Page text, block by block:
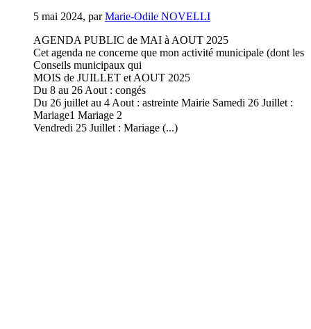
5 mai 2024, parMarie-Odile NOVELLI
AGENDA PUBLIC de MAI à AOUT 2025
Cet agenda ne concerne que mon activité municipale (dont les
Conseils municipaux qui
MOIS de JUILLET et AOUT 2025
Du 8 au 26 Aout : congés
Du 26 juillet au 4 Aout : astreinte Mairie Samedi 26 Juillet :
Mariage1 Mariage 2
Vendredi 25 Juillet : Mariage (...)